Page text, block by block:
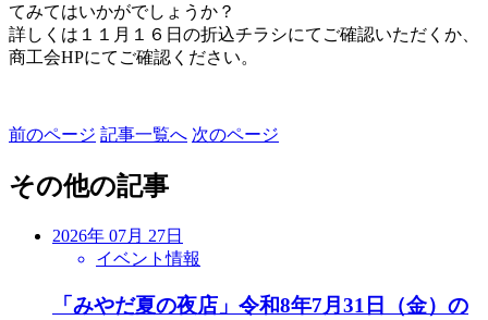
てみてはいかがでしょうか？
詳しくは１１月１６日の折込チラシにてご確認いただくか、
商工会HPにてご確認ください。
前のページ 記事一覧へ 次のページ
その他の記事
2026年 07月 27日
イベント情報
「みやだ夏の夜店」令和8年7月31日（金）の